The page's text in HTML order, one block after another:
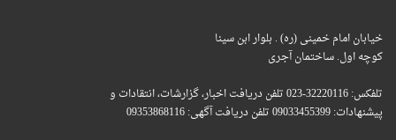
خیابان امام خمینی (ره) . بلوار ابن سینا
کوچه اول. ساختمان آجری
تلفکس: 32220116-023 تلفن دریافت اخبار، گزارشات، انتقادات و
پیشنهادات: 09033455399 تلفن دریافت آگهی: 09353868116